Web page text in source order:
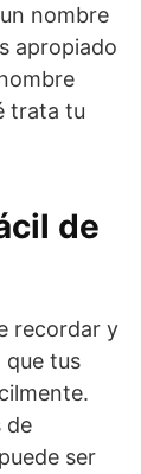
nombre
apropiado
trata tu
de
recordar y
que tus
de
ser